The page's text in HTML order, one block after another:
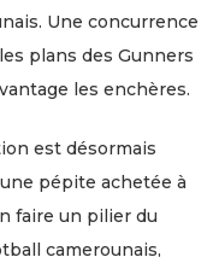
Une concurrence
plans des Gunners
les enchères.
est désormais
pépite achetée à
faire un pilier du
camerounais,